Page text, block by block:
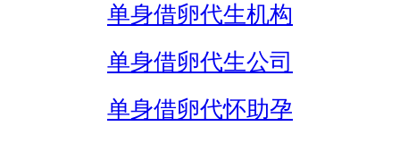
单身借卵代生机构
单身借卵代生公司
单身借卵代怀助孕